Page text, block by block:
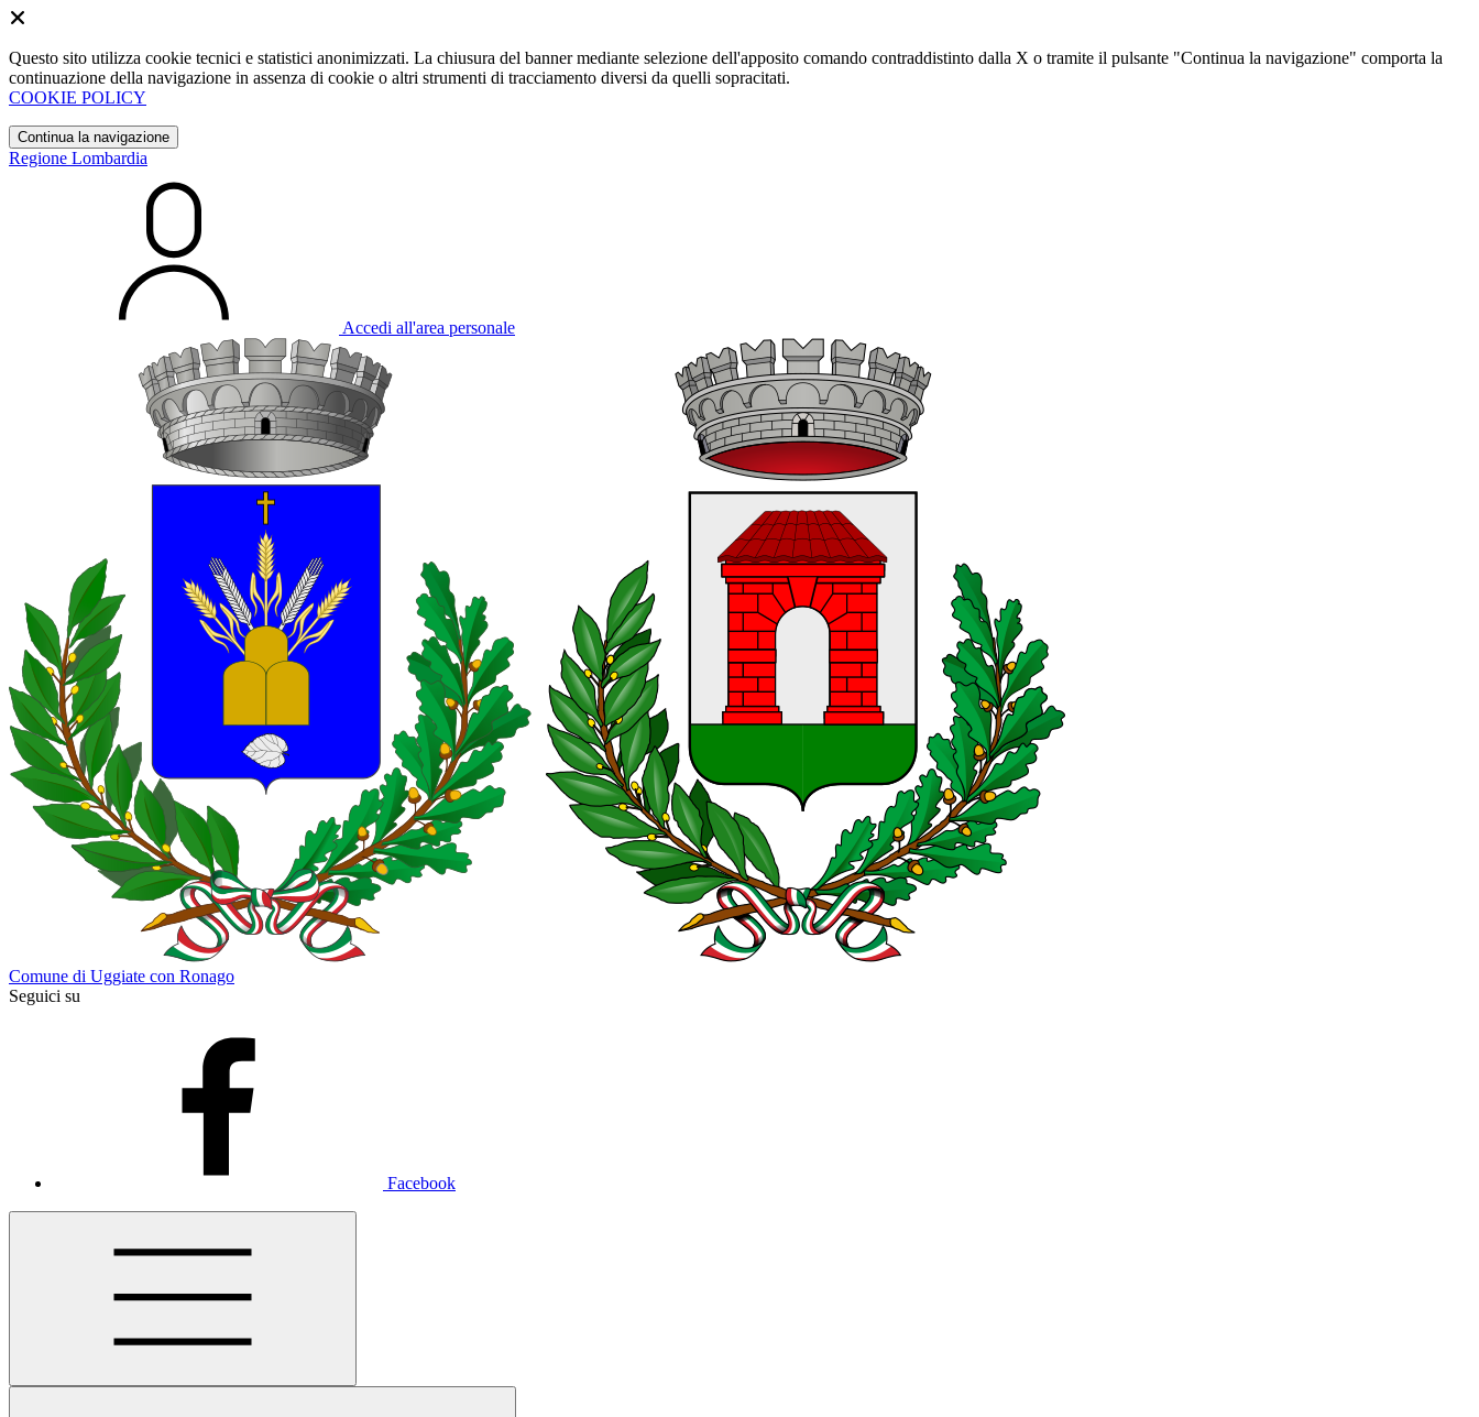
Questo sito utilizza cookie tecnici e statistici anonimizzati. La chiusura del banner mediante selezione dell'apposito comando contraddistinto dalla X o tramite il pulsante "Continua la navigazione" comporta la
continuazione della navigazione in assenza di cookie o altri strumenti di tracciamento diversi da quelli sopracitati.
COOKIE POLICY
Continua la navigazione
Regione Lombardia
Accedi all'area personale
Comune di Uggiate con Ronago
Seguici su
Facebook